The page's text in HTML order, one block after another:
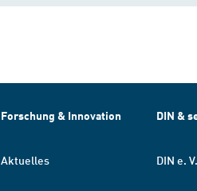
Forschung & Innovation
Aktuelles
DIN &
DIN e. V.